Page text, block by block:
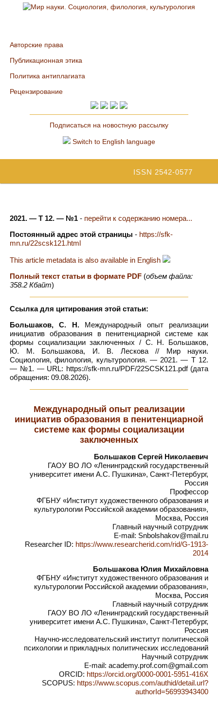
Авторские права
Публикационная этика
Политика антиплагиата
Рецензирование
Подписаться на новостную рассылку
Switch to English language
ISSN 2542-0577
2021. — Т 12. — №1 - перейти к содержанию номера...
Постоянный адрес этой страницы - https://sfk-
mn.ru/22scsk121.html
This article metadata is also available in English
Полный текст статьи в формате PDF (объем файла:
358.2 Кбайт)
Ссылка для цитирования этой статьи:
Большаков, С. Н.Международный опыт реализации
инициатив образования в пенитенциарной системе как
формы социализации заключенных / С. Н. Большаков,
Ю. М. Большакова, И. В. Лескова // Мир науки.
Социология, филология, культурология. — 2021. — Т 12.
— №1. — URL: https://sfk-mn.ru/PDF/22SCSK121.pdf (дата
обращения: 09.08.2026).
Международный опыт реализации
инициатив образования в пенитенциарной
системе как формы социализации
заключенных
Большаков Сергей Николаевич
ГАОУ ВО ЛО «Ленинградский государственный
университет имени А.С. Пушкина», Санкт-Петербург,
Россия
Профессор
ФГБНУ «Институт художественного образования и
культурологии Российской академии образования»,
Москва, Россия
Главный научный сотрудник
E-mail: Snbolshakov@mail.ru
Researcher ID: https://www.researcherid.com/rid/G-1913-
2014
Большакова Юлия Михайловна
ФГБНУ «Институт художественного образования и
культурологии Российской академии образования»,
Москва, Россия
Главный научный сотрудник
ГАОУ ВО ЛО «Ленинградский государственный
университет имени А.С. Пушкина», Санкт-Петербург,
Россия
Научно-исследовательский институт политической
психологии и прикладных политических исследований
Научный сотрудник
E-mail: academy.prof.com@gmail.com
ORCID: https://orcid.org/0000-0001-5951-416X
SCOPUS: https://www.scopus.com/authid/detail.url?
authorId=56993943400